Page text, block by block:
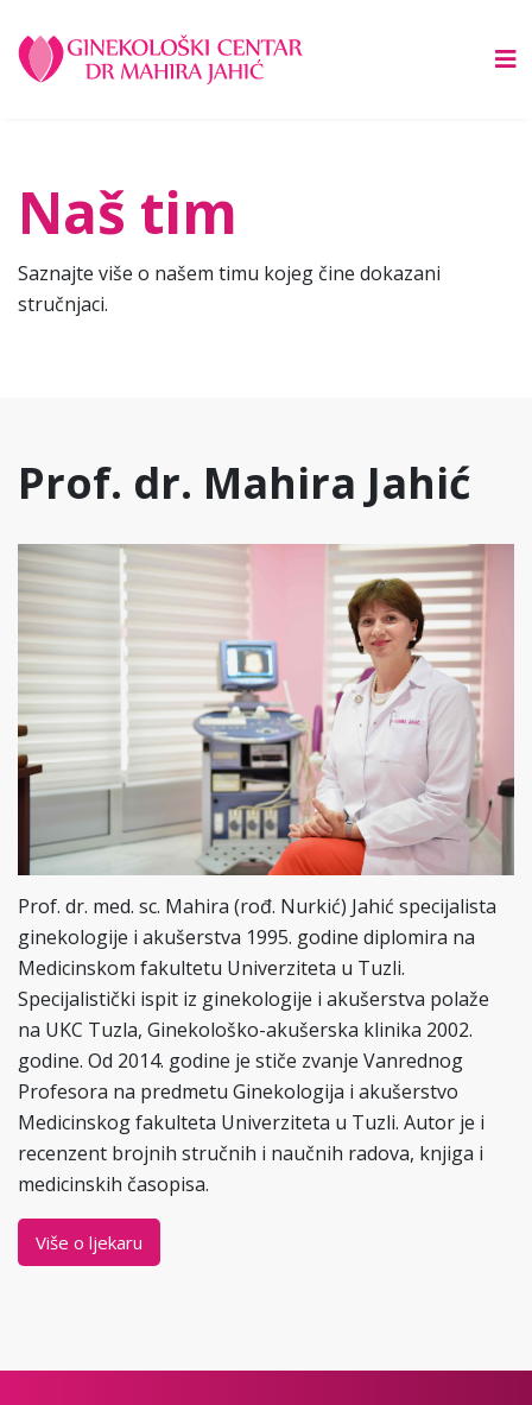
Naš tim
Saznajte više o našem timu kojeg čine dokazani
stručnjaci.
Prof. dr. Mahira Jahić
Prof. dr. med. sc. Mahira (rođ. Nurkić) Jahić specijalista
ginekologije i akušerstva 1995. godine diplomira na
Medicinskom fakultetu Univerziteta u Tuzli.
Specijalistički ispit iz ginekologije i akušerstva polaže
na UKC Tuzla, Ginekološko-akušerska klinika 2002.
godine. Od 2014. godine je stiče zvanje Vanrednog
Profesora na predmetu Ginekologija i akušerstvo
Medicinskog fakulteta Univerziteta u Tuzli. Autor je i
recenzent brojnih stručnih i naučnih radova, knjiga i
medicinskih časopisa.
Više o ljekaru